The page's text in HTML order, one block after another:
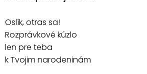
Oslík, otras sa!
Rozprávkové kúzlo
len pre teba
k Tvojim narodeninám